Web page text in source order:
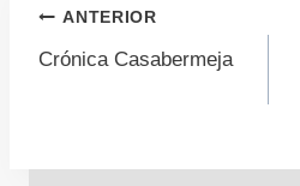
Navegación
entradas
ANTERIOR
Crónica Casabermeja